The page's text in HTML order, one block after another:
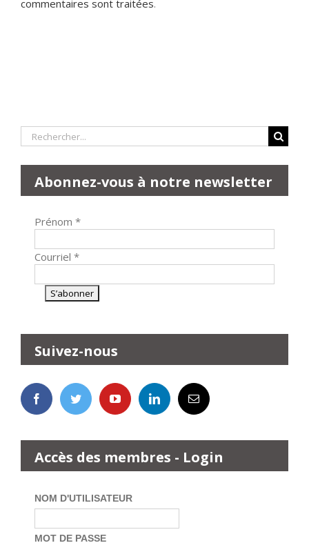
commentaires sont traitées.
Rechercher:
Abonnez-vous à notre newsletter
Prénom *
Courriel *
Suivez-nous
Accès des membres - Login
NOM D'UTILISATEUR
MOT DE PASSE